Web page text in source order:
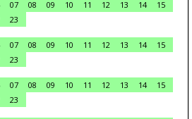
07 08 09 10 11 12 13 14
15
23
07 08 09 10 11 12 13 14
15
23
07 08 09 10 11 12 13 14
15
23